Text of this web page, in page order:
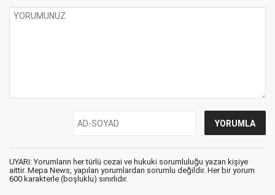
UYARI: Yorumların her türlü cezai ve hukuki sorumluluğu yazan kişiye
aittir. Mepa News, yapılan yorumlardan sorumlu değildir. Her bir yorum
600 karakterle (boşluklu) sınırlıdır.